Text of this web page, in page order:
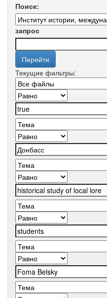
Поиск:
запрос
Текущие фильтры: